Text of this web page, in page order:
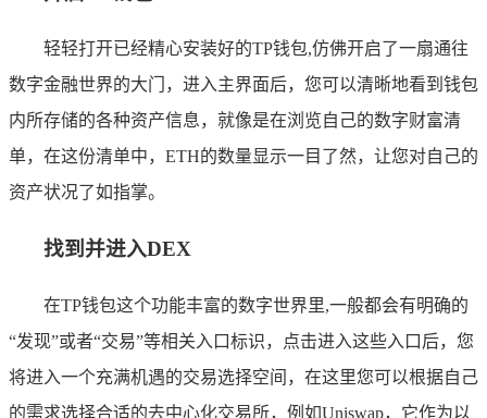
轻轻打开已经精心安装好的TP钱包,仿佛开启了一扇通往
数字金融世界的大门，进入主界面后，您可以清晰地看到钱包
内所存储的各种资产信息，就像是在浏览自己的数字财富清
单，在这份清单中，ETH的数量显示一目了然，让您对自己的
资产状况了如指掌。
找到并进入DEX
在TP钱包这个功能丰富的数字世界里,一般都会有明确的
“发现”或者“交易”等相关入口标识，点击进入这些入口后，您
将进入一个充满机遇的交易选择空间，在这里您可以根据自己
的需求选择合适的去中心化交易所，例如Uniswap，它作为以